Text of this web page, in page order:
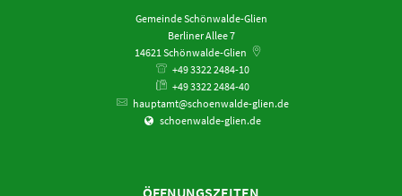
Gemeinde Schönwalde-Glien
Berliner Allee 7
14621 Schönwalde-Glien
+49 3322 2484-10
+49 3322 2484-40
hauptamt@schoenwalde-glien.de
schoenwalde-glien.de
ÖFFNUNGSZEITEN